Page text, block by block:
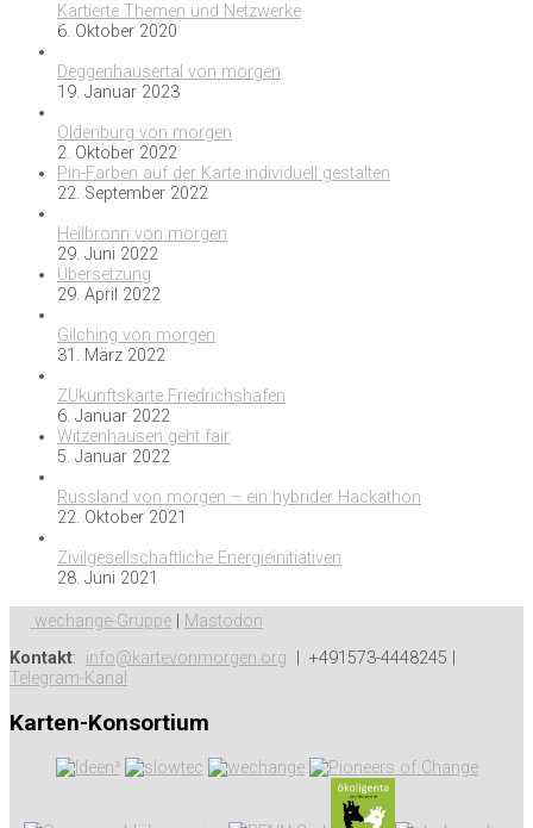
Kartierte Themen und Netzwerke
6. Oktober 2020
Deggenhausertal von morgen
19. Januar 2023
Oldenburg von morgen
2. Oktober 2022
Pin-Farben auf der Karte individuell gestalten
22. September 2022
Heilbronn von morgen
29. Juni 2022
Übersetzung
29. April 2022
Gilching von morgen
31. März 2022
ZUkunftskarte Friedrichshafen
6. Januar 2022
Witzenhausen geht fair
5. Januar 2022
Russland von morgen – ein hybrider Hackathon
22. Oktober 2021
Zivilgesellschaftliche Energieinitiativen
28. Juni 2021
wechange-Gruppe
Mastodon
Kontakt: info@kartevonmorgen.org | +491573-4448245 |
Telegram-Kanal
Karten-Konsortium